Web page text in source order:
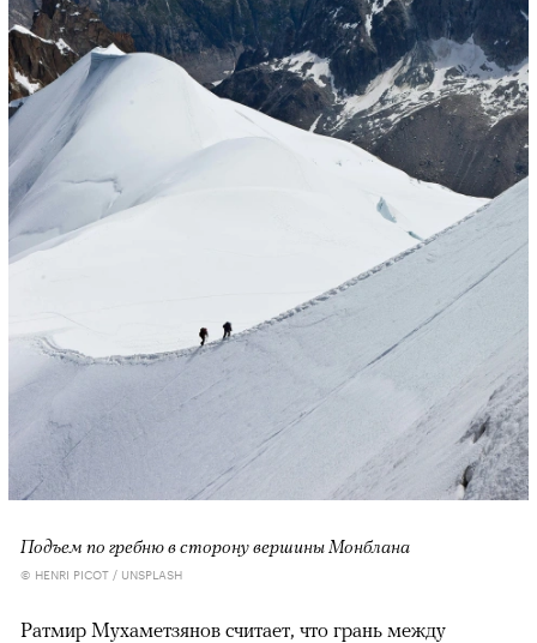
Подъем по гребню в сторону вершины Монблана
© HENRI PICOT / UNSPLASH
Ратмир Мухаметзянов считает, что грань между